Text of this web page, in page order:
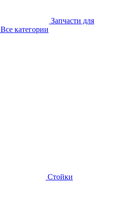
Запчасти для
Все категории
Стойки